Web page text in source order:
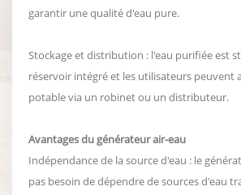
garantir une qualité d'eau pure.
Stockage et distribution : l'eau purifiée est
réservoir intégré et les utilisateurs peuvent
potable via un robinet ou un distributeur.
Avantages du générateur air-eau
Indépendance de la source d'eau : le
pas besoin de dépendre de sources d'eau